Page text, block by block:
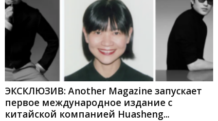
ЭКСКЛЮЗИВ: Another Magazine запускает
первое международное издание с
китайской компанией Huasheng...